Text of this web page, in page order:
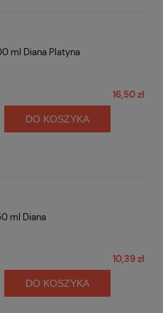
ml Diana Platyna
16,50 zł
DO KOSZYKA
ml Diana
10,39 zł
DO KOSZYKA